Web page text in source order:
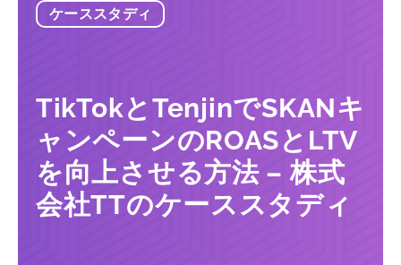
ケーススタディ
TikTokとTenjinでSKANキ
ャンペーンのROASとLTV
を向上させる方法 – 株式
会社TTのケーススタディ